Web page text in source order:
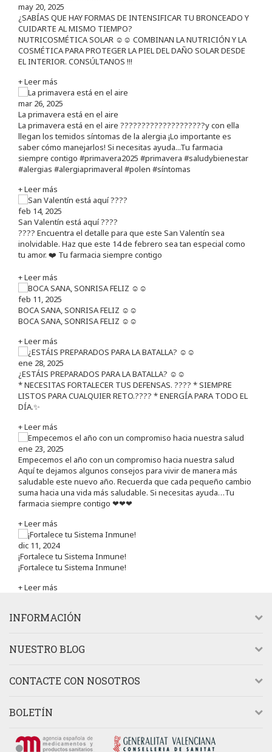
may 20, 2025
¿SABÍAS QUE HAY FORMAS DE INTENSIFICAR TU BRONCEADO Y
CUIDARTE AL MISMO TIEMPO?
NUTRICOSMÉTICA SOLAR ☺️☺️ COMBINAN LA NUTRICIÓN Y LA
COSMÉTICA PARA PROTEGER LA PIEL DEL DAÑO SOLAR DESDE
EL INTERIOR. CONSÚLTANOS !!!
+ Leer más
mar 26, 2025
La primavera está en el aire
La primavera está en el aire ????????????????????y con ella
llegan los temidos síntomas de la alergia ¡Lo importante es
saber cómo manejarlos! Si necesitas ayuda...Tu farmacia
siempre contigo #primavera2025 #primavera #saludybienestar
#alergias #alergiaprimaveral #polen #síntomas
+ Leer más
feb 14, 2025
San Valentín está aquí ????
???? Encuentra el detalle para que este San Valentín sea
inolvidable. Haz que este 14 de febrero sea tan especial como
tu amor. ❤️ Tu farmacia siempre contigo
+ Leer más
feb 11, 2025
BOCA SANA, SONRISA FELIZ ☺️☺️
BOCA SANA, SONRISA FELIZ ☺️☺️
+ Leer más
ene 28, 2025
¿ESTÁIS PREPARADOS PARA LA BATALLA? ☺️☺️
* NECESITAS FORTALECER TUS DEFENSAS. ????️ * SIEMPRE
LISTOS PARA CUALQUIER RETO.???? * ENERGÍA PARA TODO EL
DÍA.✨
+ Leer más
ene 23, 2025
Empecemos el año con un compromiso hacia nuestra salud
Aquí te dejamos algunos consejos para vivir de manera más
saludable este nuevo año. Recuerda que cada pequeño cambio
suma hacia una vida más saludable. Si necesitas ayuda…Tu
farmacia siempre contigo ❤❤❤
+ Leer más
dic 11, 2024
¡Fortalece tu Sistema Inmune!
¡Fortalece tu Sistema Inmune!
+ Leer más
INFORMACIÓN
NUESTRO BLOG
CONTACTE CON NOSOTROS
BOLETÍN